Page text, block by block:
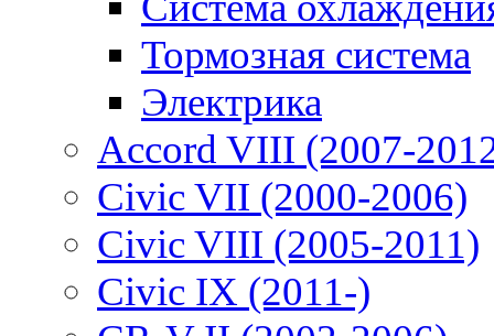
Тормозная система
Электрика
Accord VIII (2007-
Civic VII (2000-2006)
Civic VIII (2005-2011)
Civic IX (2011-)